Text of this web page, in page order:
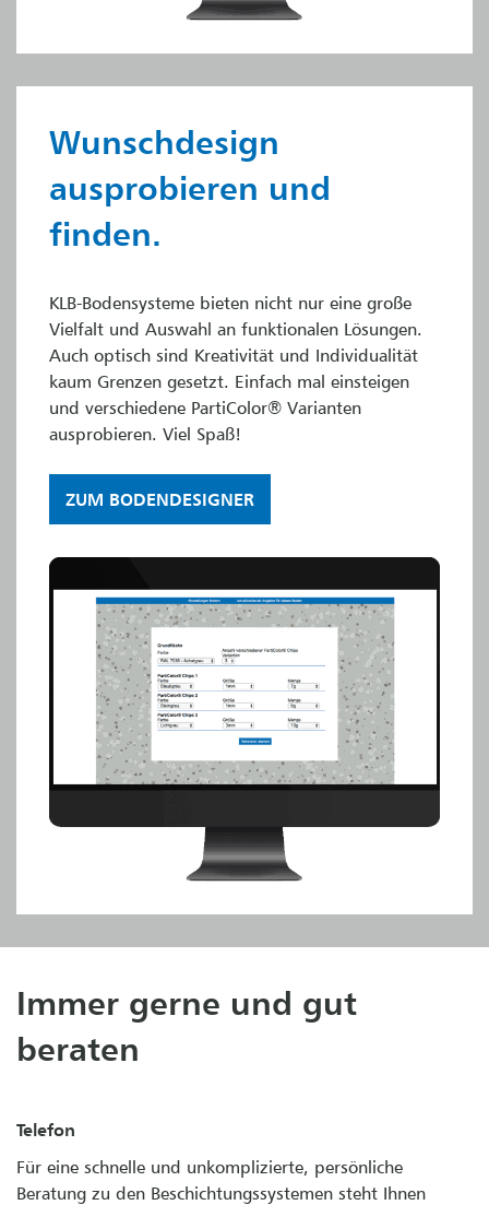
Wunschdesign
ausprobieren und
finden.
KLB-Bodensysteme bieten nicht nur eine große
Vielfalt und Auswahl an funktionalen Lösungen.
Auch optisch sind Kreativität und Individualität
kaum Grenzen gesetzt. Einfach mal einsteigen
und verschiedene PartiColor® Varianten
ausprobieren. Viel Spaß!
ZUM BODENDESIGNER
Immer gerne und gut
beraten
Telefon
Für eine schnelle und unkomplizierte, persönliche
Beratung zu den Beschichtungssystemen steht Ihnen